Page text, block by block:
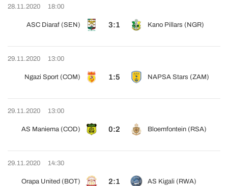
28.11.2020 18:00
ASC Diaraf (SEN) 3:1 Kano Pillars (NGR)
29.11.2020 13:00
Ngazi Sport (COM) 1:5 NAPSA Stars (ZAM)
29.11.2020 13:00
AS Maniema (COD) 0:2 Bloemfontein (RSA)
29.11.2020 14:30
Orapa United (BOT) 2:1 AS Kigali (RWA)